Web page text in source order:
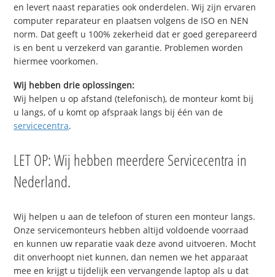
en levert naast reparaties ook onderdelen. Wij zijn ervaren
computer reparateur en plaatsen volgens de ISO en NEN
norm. Dat geeft u 100% zekerheid dat er goed gerepareerd
is en bent u verzekerd van garantie. Problemen worden
hiermee voorkomen.
Wij hebben drie oplossingen:
Wij helpen u op afstand (telefonisch), de monteur komt bij
u langs, of u komt op afspraak langs bij één van de
servicecentra.
LET OP: Wij hebben meerdere Servicecentra in
Nederland.
Wij helpen u aan de telefoon of sturen een monteur langs.
Onze servicemonteurs hebben altijd voldoende voorraad
en kunnen uw reparatie vaak deze avond uitvoeren. Mocht
dit onverhoopt niet kunnen, dan nemen we het apparaat
mee en krijgt u tijdelijk een vervangende laptop als u dat